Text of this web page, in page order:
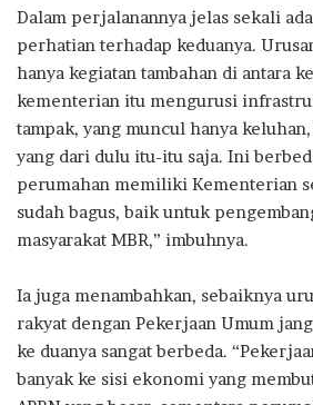
Dalam perjalanannya jelas sekali
perhatian terhadap keduanya.
hanya kegiatan tambahan di antara
kementerian itu mengurusi
tampak, yang muncul hanya
yang dari dulu itu-itu saja. Ini
perumahan memiliki Kementerian
sudah bagus, baik untuk
masyarakat MBR,” imbuhnya.
Ia juga menambahkan, sebaiknya
rakyat dengan Pekerjaan Umum
ke duanya sangat berbeda.
banyak ke sisi ekonomi yang